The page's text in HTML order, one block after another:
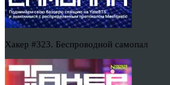
Хакер #323. Беспроводной самопал